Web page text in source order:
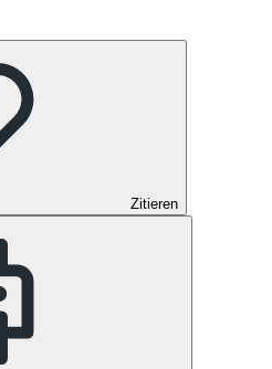
Zitieren